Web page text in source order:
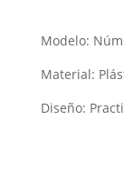
Modelo:
Material:
Diseño: